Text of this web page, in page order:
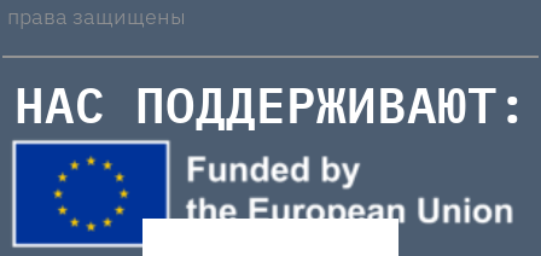
права защищены
НАС ПОДДЕРЖИВАЮТ: